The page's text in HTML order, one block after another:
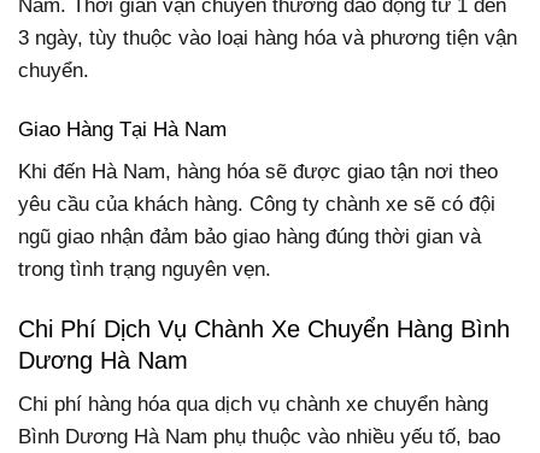
Nam. Thời gian vận chuyển thường dao động từ 1 đến
3 ngày, tùy thuộc vào loại hàng hóa và phương tiện vận
chuyển.
Giao Hàng Tại Hà Nam
Khi đến Hà Nam, hàng hóa sẽ được giao tận nơi theo
yêu cầu của khách hàng. Công ty chành xe sẽ có đội
ngũ giao nhận đảm bảo giao hàng đúng thời gian và
trong tình trạng nguyên vẹn.
Chi Phí Dịch Vụ Chành Xe Chuyển Hàng Bình
Dương Hà Nam
Chi phí hàng hóa qua dịch vụ chành xe chuyển hàng
Bình Dương Hà Nam phụ thuộc vào nhiều yếu tố, bao